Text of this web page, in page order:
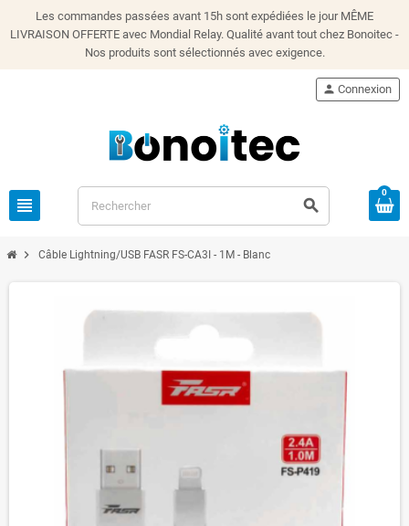
Les commandes passées avant 15h sont expédiées le jour MÊME
LIVRAISON OFFERTE avec Mondial Relay. Qualité avant tout chez Bonoitec -
Nos produits sont sélectionnés avec exigence.
view_headline search
person Connexion
0
chevron_right Câble Lightning/USB FASR FS-CA3I - 1M - Blanc